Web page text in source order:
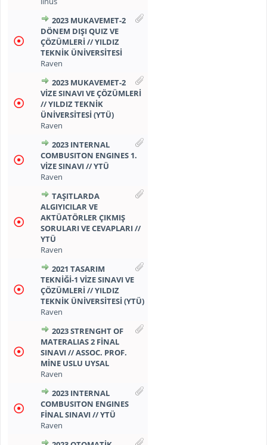
2023 MUKAVEMET-2
DÖNEM DIŞI QUIZ VE
ÇÖZÜMLERİ // YILDIZ
TEKNİK ÜNİVERSİTESİ
Raven
2023 MUKAVEMET-2
VİZE SINAVI VE ÇÖZÜMLERİ
// YILDIZ TEKNİK
ÜNİVERSİTESİ (YTÜ)
Raven
2023 INTERNAL
COMBUSITON ENGINES 1.
VİZE SINAVI // YTÜ
Raven
TAŞITLARDA
ALGIYICILAR VE
AKTÜATÖRLER ÇIKMIŞ
SORULARI VE CEVAPLARI //
YTÜ
Raven
2021 TASARIM
TEKNİĞİ-1 VİZE SINAVI VE
ÇÖZÜMLERİ // YILDIZ
TEKNİK ÜNİVERSİTESİ (YTÜ)
Raven
2023 STRENGHT OF
MATERALIAS 2 FİNAL
SINAVI // ASSOC. PROF.
MİNE USLU UYSAL
Raven
2023 INTERNAL
COMBUSITON ENGINES
FİNAL SINAVI // YTÜ
Raven